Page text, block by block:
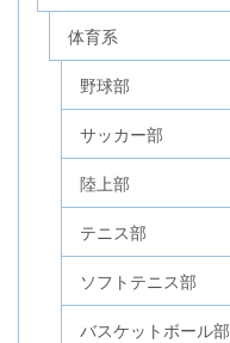
体育系
野球部
サッカー部
陸上部
テニス部
ソフトテニス部
バスケットボール部